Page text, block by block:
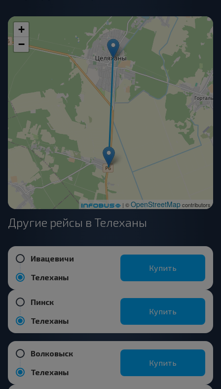
+
−
| ©OpenStreetMapcontributors
Другие рейсы в Телеханы
Ивацевичи
Телеханы
Купить
Пинск
Телеханы
Купить
Волковыск
Телеханы
Купить